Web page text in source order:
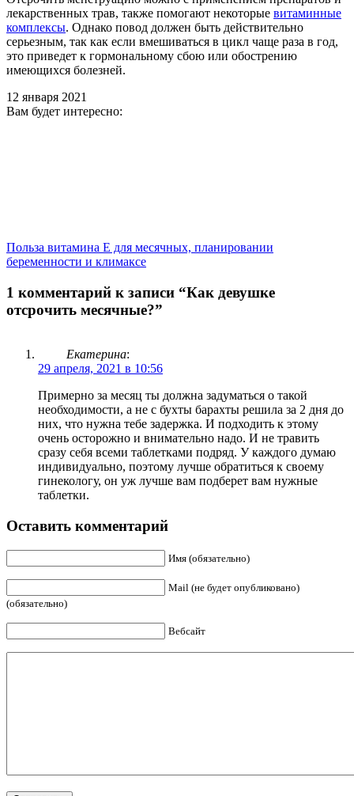
лекарственных трав, также помогают некоторые витаминные
комплексы. Однако повод должен быть действительно
серьезным, так как если вмешиваться в цикл чаще раза в год,
это приведет к гормональному сбою или обострению
имеющихся болезней.
12 января 2021
Вам будет интересно:
Польза витамина Е для месячных, планировании
беременности и климаксе
1 комментарий к записи “Как девушке
отсрочить месячные?”
Екатерина:
29 апреля, 2021 в 10:56
Примерно за месяц ты должна задуматься о такой
необходимости, а не с бухты барахты решила за 2 дня до
них, что нужна тебе задержка. И подходить к этому
очень осторожно и внимательно надо. И не травить
сразу себя всеми таблетками подряд. У каждого думаю
индивидуально, поэтому лучше обратиться к своему
гинекологу, он уж лучше вам подберет вам нужные
таблетки.
Оставить комментарий
Имя (обязательно)
Mail (не будет опубликовано)
(обязательно)
Вебсайт